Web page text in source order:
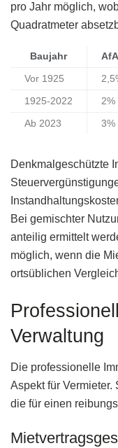
pro Jahr möglich,
Quadratmeter
Baujahr
Vor 1925
1925-2022 2%
Ab 2023 3%
Denkmalgeschützte
Bei gemischter
anteilig ermittelt
möglich, wenn die
ortsüblichen
Verwaltung
Die professionelle
Aspekt für Vermieter.
die für einen